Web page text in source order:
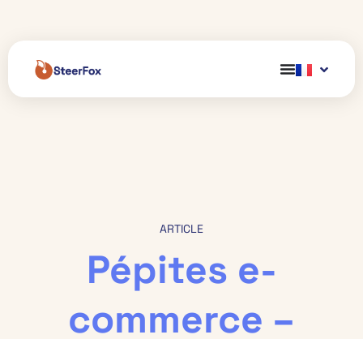
ARTICLE
Pépites e-
commerce –